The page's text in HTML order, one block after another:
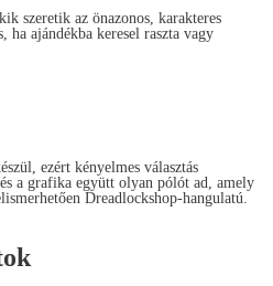
szeretik az önazonos, karakteres
ha ajándékba keresel raszta vagy
ezért kényelmes választás
a grafika együtt olyan pólót ad, amely
Dreadlockshop-hangulatú.